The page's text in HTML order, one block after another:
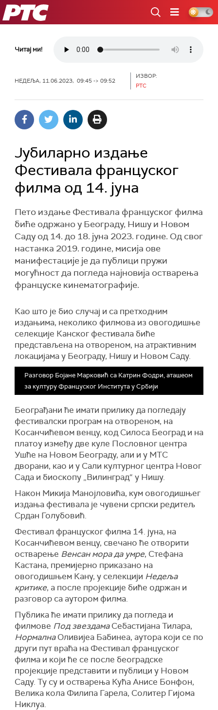
РТС
Читај ми!
НЕДЕЉА, 11.06.2023, 09:45 -> 09:52
ИЗВОР:
РТС
Јубиларно издање
Фестивала француског
филма од 14. јуна
Пето издање Фестивала француског филма
биће одржано у Београду, Нишу и Новом
Саду од 14. до 18. јуна 2023. године. Од свог
настанка 2019. године, мисија ове
манифестације је да публици пружи
могућност да погледа најновија остварења
француске кинематографије.
Као што је био случај и са претходним
издањима, неколико филмова из овогодишње
селекције Канског фестивала биће
представљена на отвореном, на атрактивним
локацијама у Београду, Нишу и Новом Саду.
Разговор Бојане Марковић са Катрин Фодри, аташеом
за културу Француског Института у Србији
Београђани ће имати прилику да погледају
фестивалски програм на отвореном, на
Косанчићевом венцу, код Силоса Београд и на
платоу између две куле Пословног центра
Ушће на Новом Београду, али и у МТС
дворани, као и у Сали културног центра Новог
Сада и биоскопу „Вилинград“ у Нишу.
Након Микија Манојловића, кум овогодишњег
издања фестивала је чувени српски редитељ
Срдан Голубовић.
Фестивал француског филма 14. јуна, на
Косанчићевом венцу, свечано ће отворити
остварење Венсан мора да умре, Стефана
Кастана, премијерно приказано на
овогодишњем Кану, у селекцији Недеља
критике, а после пројекције биће одржан и
разговор са аутором филма.
Публика ће имати прилику да погледа и
филмове Под звездамаСебастијана Тилара,
НормалнаОливијеа Бабинеа, аутора који се по
други пут враћа на Фестивал француског
филма и који ће се после београдске
пројекције представити и публици у Новом
Саду. Ту су и остварења Кућа Анисе Бонфон,
Велика кола Филипа Гарела, Солитер Гијома
Никлуа.